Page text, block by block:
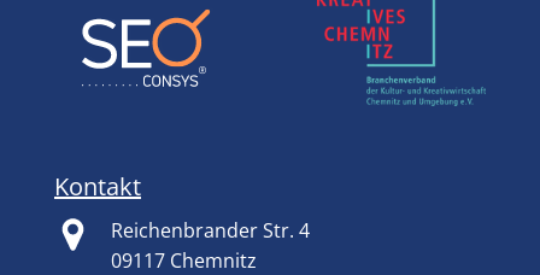
Kontakt
Reichenbrander Str. 4
09117 Chemnitz